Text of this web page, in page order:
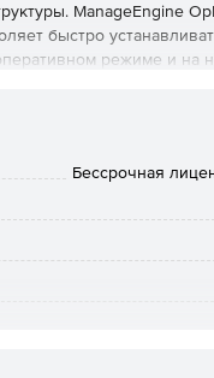
ManageEngine
быстро
режиме и на
межсетевых
Бессрочная